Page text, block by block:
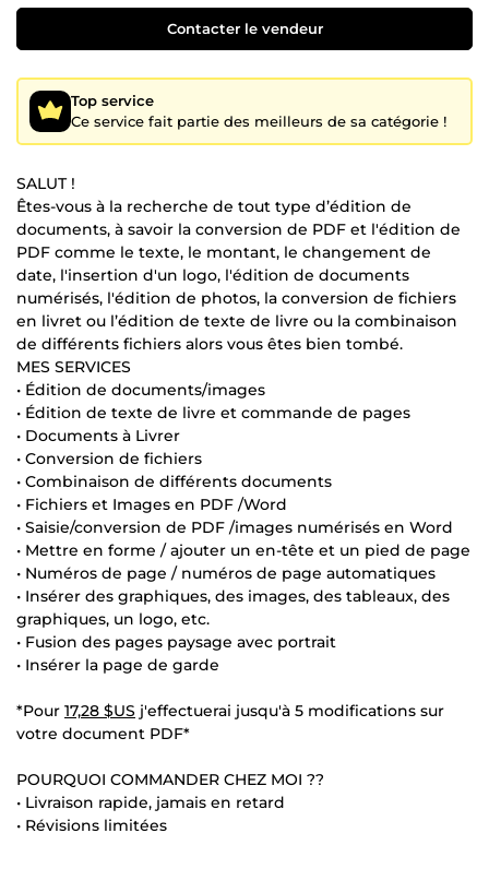
Contacter le vendeur
Top service
Ce service fait partie des meilleurs de sa catégorie !
SALUT !
Êtes-vous à la recherche de tout type d’édition de
documents, à savoir la conversion de PDF et l'édition de
PDF comme le texte, le montant, le changement de
date, l'insertion d'un logo, l'édition de documents
numérisés, l'édition de photos, la conversion de fichiers
en livret ou l’édition de texte de livre ou la combinaison
de différents fichiers alors vous êtes bien tombé.
MES SERVICES
• Édition de documents/images
• Édition de texte de livre et commande de pages
• Documents à Livrer
• Conversion de fichiers
• Combinaison de différents documents
• Fichiers et Images en PDF /Word
• Saisie/conversion de PDF /images numérisés en Word
• Mettre en forme / ajouter un en-tête et un pied de page
• Numéros de page / numéros de page automatiques
• Insérer des graphiques, des images, des tableaux, des
graphiques, un logo, etc.
• Fusion des pages paysage avec portrait
• Insérer la page de garde
*Pour 17,28 $US j'effectuerai jusqu'à 5 modifications sur
votre document PDF*
POURQUOI COMMANDER CHEZ MOI ??
• Livraison rapide, jamais en retard
• Révisions limitées